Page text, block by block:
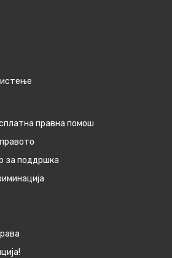
правна помош
за поддршка